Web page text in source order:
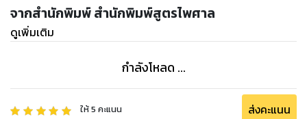
จากสำนักพิมพ์ สำนักพิมพ์สูตรไพศาล
ดูเพิ่มเติม
กำลังโหลด ...
ให้5 คะแนน ส่งคะแนน